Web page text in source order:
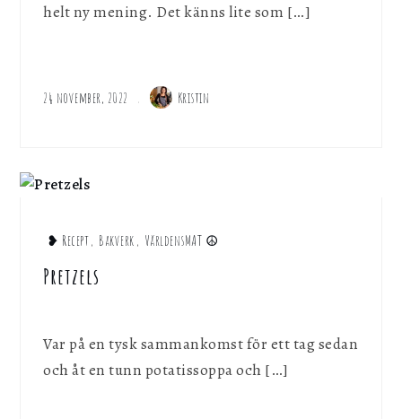
helt ny mening. Det känns lite som […]
24 november, 2022 Kristin
❥ Recept, Bakverk , VärldensMAT ☮︎
Pretzels
Var på en tysk sammankomst för ett tag sedan
och åt en tunn potatissoppa och […]